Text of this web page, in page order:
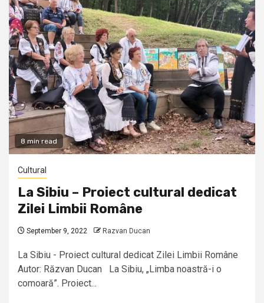
8 min read
Cultural
La Sibiu – Proiect cultural dedicat
Zilei Limbii Române
September 9, 2022 Razvan Ducan
La Sibiu - Proiect cultural dedicat Zilei Limbii Române
Autor: Răzvan Ducan La Sibiu, „Limba noastră-i o
comoară”. Proiect...